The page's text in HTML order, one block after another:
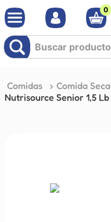
0
Buscar productos...
Comidas Comida Seca
Nutrisource Senior 1,5 Lb